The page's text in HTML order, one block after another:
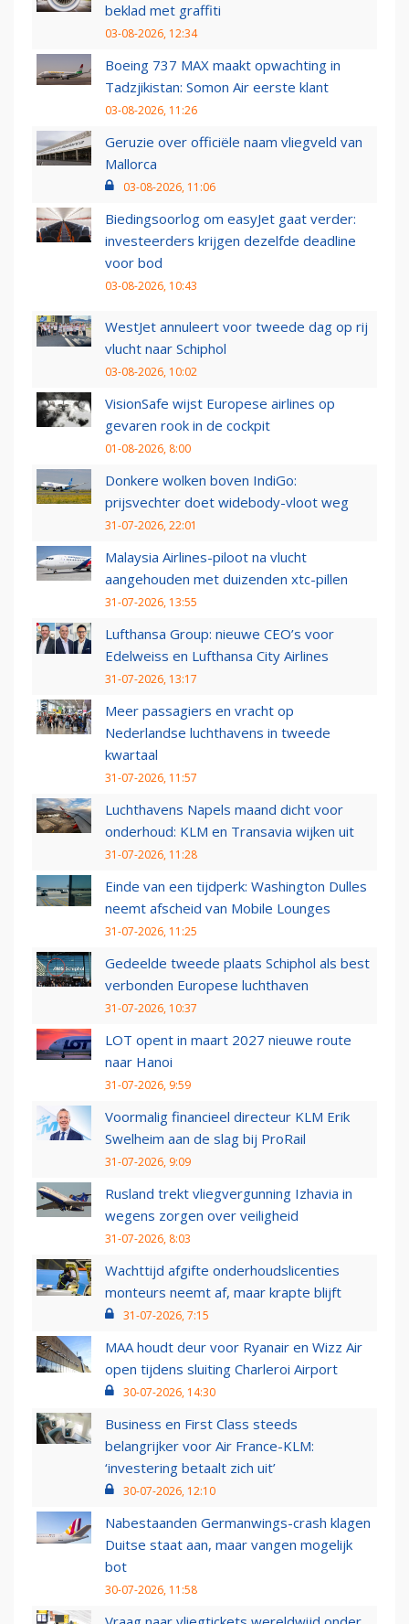
beklad met graffiti
03-08-2026, 12:34
Boeing 737 MAX maakt opwachting in
Tadzjikistan: Somon Air eerste klant
03-08-2026, 11:26
Geruzie over officiële naam vliegveld van
Mallorca
03-08-2026, 11:06
Biedingsoorlog om easyJet gaat verder:
investeerders krijgen dezelfde deadline
voor bod
03-08-2026, 10:43
WestJet annuleert voor tweede dag op rij
vlucht naar Schiphol
03-08-2026, 10:02
VisionSafe wijst Europese airlines op
gevaren rook in de cockpit
01-08-2026, 8:00
Donkere wolken boven IndiGo:
prijsvechter doet widebody-vloot weg
31-07-2026, 22:01
Malaysia Airlines-piloot na vlucht
aangehouden met duizenden xtc-pillen
31-07-2026, 13:55
Lufthansa Group: nieuwe CEO’s voor
Edelweiss en Lufthansa City Airlines
31-07-2026, 13:17
Meer passagiers en vracht op
Nederlandse luchthavens in tweede
kwartaal
31-07-2026, 11:57
Luchthavens Napels maand dicht voor
onderhoud: KLM en Transavia wijken uit
31-07-2026, 11:28
Einde van een tijdperk: Washington Dulles
neemt afscheid van Mobile Lounges
31-07-2026, 11:25
Gedeelde tweede plaats Schiphol als best
verbonden Europese luchthaven
31-07-2026, 10:37
LOT opent in maart 2027 nieuwe route
naar Hanoi
31-07-2026, 9:59
Voormalig financieel directeur KLM Erik
Swelheim aan de slag bij ProRail
31-07-2026, 9:09
Rusland trekt vliegvergunning Izhavia in
wegens zorgen over veiligheid
31-07-2026, 8:03
Wachttijd afgifte onderhoudslicenties
monteurs neemt af, maar krapte blijft
31-07-2026, 7:15
MAA houdt deur voor Ryanair en Wizz Air
open tijdens sluiting Charleroi Airport
30-07-2026, 14:30
Business en First Class steeds
belangrijker voor Air France-KLM:
‘investering betaalt zich uit’
30-07-2026, 12:10
Nabestaanden Germanwings-crash klagen
Duitse staat aan, maar vangen mogelijk
bot
30-07-2026, 11:58